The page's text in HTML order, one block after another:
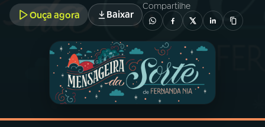
A RÁDIO
PROGRAMAÇÃO
PROGRAMAS
Ouça agora Baixar
Compartilhe